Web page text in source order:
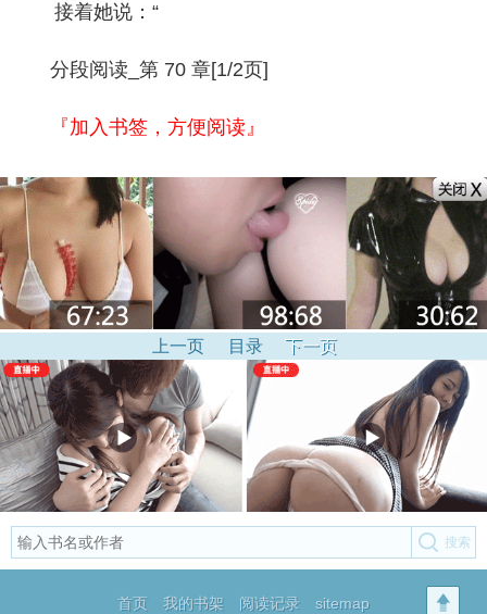
接着她说：“
分段阅读_第 70 章[1/2页]
『加入书签，方便阅读』
上一页 目录 下一页
首页 我的书架 阅读记录 sitemap